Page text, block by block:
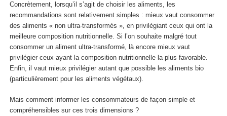
Concrètement, lorsqu’il s’agit de choisir les aliments, les
recommandations sont relativement simples : mieux vaut consommer
des aliments « non ultra-transformés », en privilégiant ceux qui ont la
meilleure composition nutritionnelle. Si l’on souhaite malgré tout
consommer un aliment ultra-transformé, là encore mieux vaut
privilégier ceux ayant la composition nutritionnelle la plus favorable.
Enfin, il vaut mieux privilégier autant que possible les aliments bio
(particulièrement pour les aliments végétaux).
Mais comment informer les consommateurs de façon simple et
compréhensibles sur ces trois dimensions ?